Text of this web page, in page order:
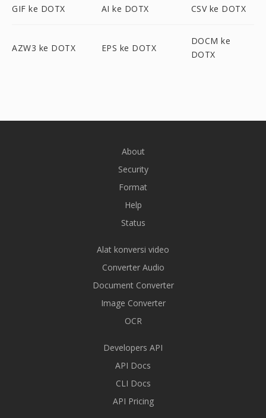
GIF ke DOTX AI ke DOTX CSV ke DOTX
AZW3 ke DOTX EPS ke DOTX
DOCM ke
DOTX
About
Security
Format
Help
Status
Alat konversi video
Converter Audio
Document Converter
Image Converter
OCR
Developers API
API Docs
CLI Docs
API Pricing